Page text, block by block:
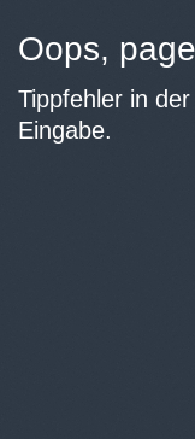
Oops,
Tippfehler in
Eingabe.